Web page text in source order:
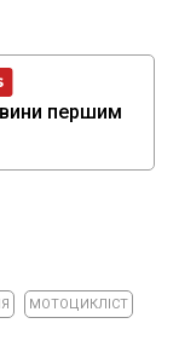
першим
МОТОЦИКЛІСТ